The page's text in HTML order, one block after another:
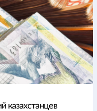
казахстанцев